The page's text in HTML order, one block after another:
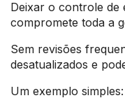
Deixar o controle de
compromete toda a
Sem revisões
desatualizados e
Um exemplo